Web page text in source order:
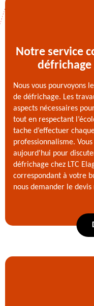
Notre service
Nous vous pourvoyons
de défrichage. Les
aspects nécessaires
tout en respectant
tache d’effectuer
professionnalisme.
aujourd'hui pour
défrichage chez LTC
correspondant à votre
nous demander le